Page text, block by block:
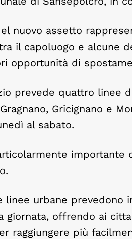
nuovo assetto
il capoluogo e alcune
opportunità di
prevede quattro linee
Gricignano e
al sabato.
importante
linee urbane
giornata, offrendo ai
raggiungere più